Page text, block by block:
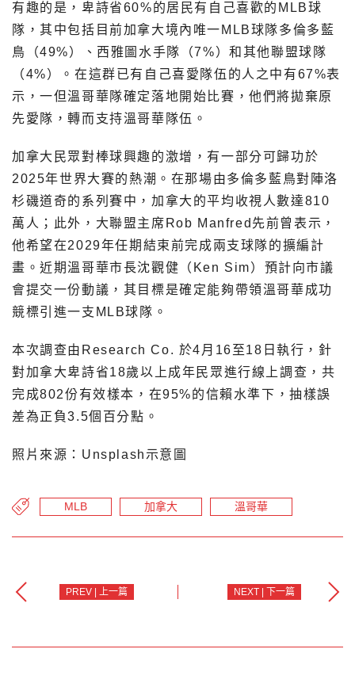
有趣的是，卑詩省60%的居民有自己喜歡的MLB球
隊，其中包括目前加拿大境內唯一MLB球隊多倫多藍
鳥（49%）、西雅圖水手隊（7%）和其他聯盟球隊
（4%）。在這群已有自己喜愛隊伍的人之中有67%表
示，一但溫哥華隊確定落地開始比賽，他們將拋棄原
先愛隊，轉而支持溫哥華隊伍。
加拿大民眾對棒球興趣的激增，有一部分可歸功於
2025年世界大賽的熱潮。在那場由多倫多藍鳥對陣洛
杉磯道奇的系列賽中，加拿大的平均收視人數達810
萬人；此外，大聯盟主席Rob Manfred先前曾表示，
他希望在2029年任期結束前完成兩支球隊的擴編計
畫。近期溫哥華市長沈觀健（Ken Sim）預計向市議
會提交一份動議，其目標是確定能夠帶領溫哥華成功
競標引進一支MLB球隊。
本次調查由Research Co. 於4月16至18日執行，針
對加拿大卑詩省18歲以上成年民眾進行線上調查，共
完成802份有效樣本，在95%的信賴水準下，抽樣誤
差為正負3.5個百分點。
照片來源：Unsplash示意圖
MLB 加拿大 溫哥華
PREV | 上一篇 NEXT | 下一篇